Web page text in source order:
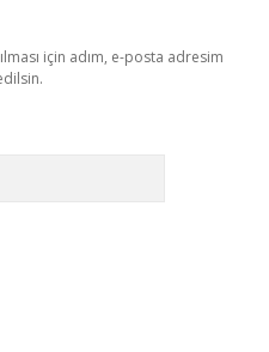
için adım, e-posta adresim